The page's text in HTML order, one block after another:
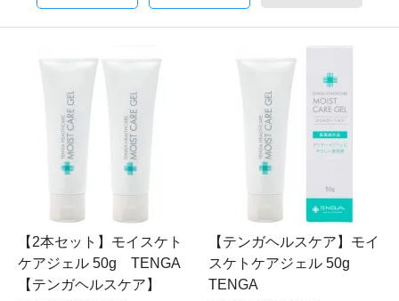
【2本セット】モイスケト
ケアジェル 50g TENGA
【テンガヘルスケア】
【テンガヘルスケア】モイ
スケトケアジェル 50g
TENGA